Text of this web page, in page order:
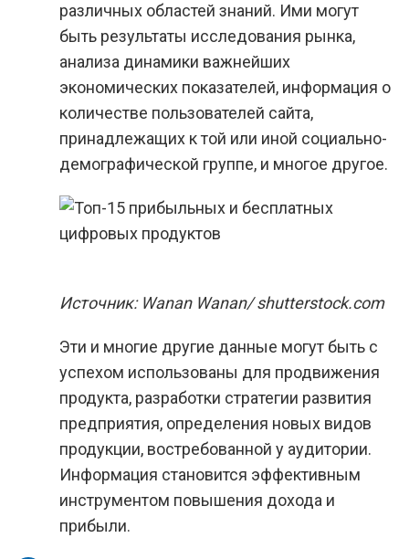
различных областей знаний. Ими могут
быть результаты исследования рынка,
анализа динамики важнейших
экономических показателей, информация о
количестве пользователей сайта,
принадлежащих к той или иной социально-
демографической группе, и многое другое.
Источник: Wanan Wanan/ shutterstock.com
Эти и многие другие данные могут быть с
успехом использованы для продвижения
продукта, разработки стратегии развития
предприятия, определения новых видов
продукции, востребованной у аудитории.
Информация становится эффективным
инструментом повышения дохода и
прибыли.